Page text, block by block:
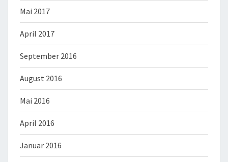
Mai 2017
April 2017
September 2016
August 2016
Mai 2016
April 2016
Januar 2016